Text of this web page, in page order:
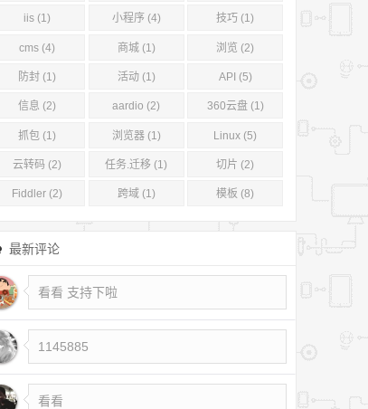
iis (1) 小程序 (4) 技巧 (1)
cms (4) 商城 (1) 浏览 (2)
防封 (1) 活动 (1) API (5)
信息 (2) aardio (2) 360云盘 (1)
抓包 (1) 浏览器 (1) Linux (5)
云转码 (2) 任务.迁移 (1) 切片 (2)
Fiddler (2) 跨域 (1) 模板 (8)
最新评论
看看 支持下啦
1145885
看看